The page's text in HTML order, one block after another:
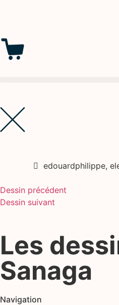
edouardphilippe,
Dessin précédent
Dessin suivant
Les
Sanaga
Navigation